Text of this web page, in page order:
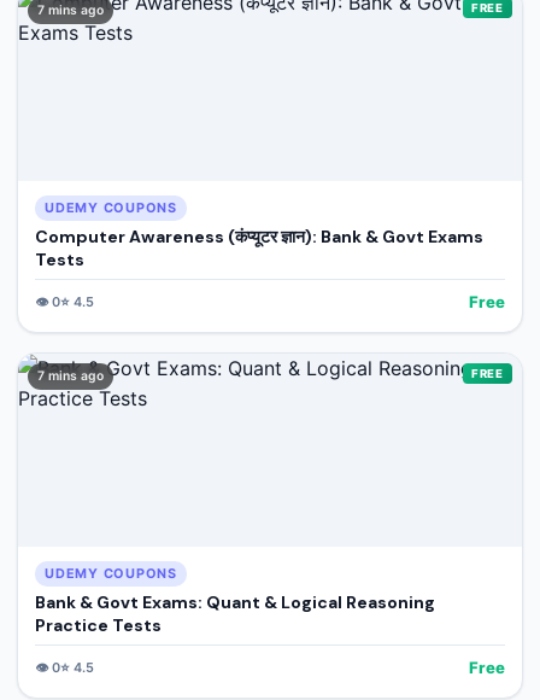
7 mins ago FREE
UDEMY COUPONS
Computer Awareness (कंप्यूटर ज्ञान): Bank & Govt Exams
Tests
👁️0⭐ 4.5 Free
7 mins ago FREE
UDEMY COUPONS
Bank & Govt Exams: Quant & Logical Reasoning
Practice Tests
👁️0⭐ 4.5 Free